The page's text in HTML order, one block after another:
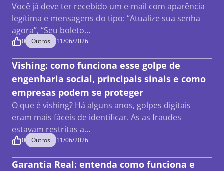
Você já deve ter recebido um e-mail com aparência
legítima e mensagens do tipo: “Atualize sua senha
agora”, “Seu boleto…
0 Outros 11/06/2026
Vishing: como funciona esse golpe de
engenharia social, principais sinais e como
empresas podem se proteger
O que é vishing? Há alguns anos, golpes digitais
eram mais fáceis de identificar. As as fraudes
estavam restritas a…
0 Outros 11/06/2026
Garantia Real: entenda como funciona e